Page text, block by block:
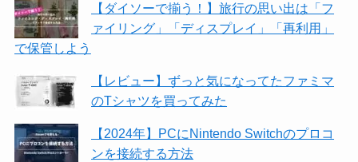
【ダイソーで揃う！】旅行の思い出は「フ
ァイリング」「ディスプレイ」「再利用」
で保管しよう
【レビュー】ずっと気になってたファミマ
のTシャツを買ってみた
【2024年】PCにNintendo Switchのプロコ
ンを接続する方法